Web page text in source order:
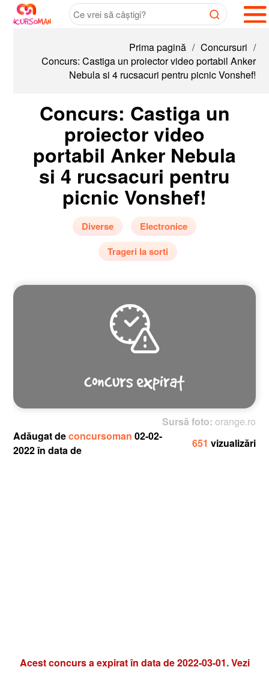
Prima pagină / Concursuri /
Concurs: Castiga un proiector video portabil Anker
Nebula si 4 rucsacuri pentru picnic Vonshef!
Concurs: Castiga un
proiector video
portabil Anker Nebula
si 4 rucsacuri pentru
picnic Vonshef!
Diverse
Electronice
Trageri la sorti
Sursă foto:orange.ro
Adăugat deconcursoman02-02-
2022 în data de
651vizualizări
Acest concurs a expirat în data de 2022-03-01. Vezi